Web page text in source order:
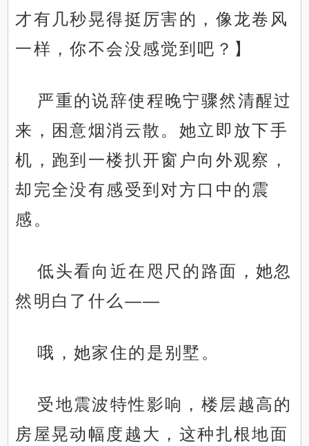
才有几秒晃得挺厉害的，像龙卷风
一样，你不会没感觉到吧？】
严重的说辞使程晚宁骤然清醒过
来，困意烟消云散。她立即放下手
机，跑到一楼扒开窗户向外观察，
却完全没有感受到对方口中的震
感。
低头看向近在咫尺的路面，她忽
然明白了什么——
哦，她家住的是别墅。
受地震波特性影响，楼层越高的
房屋晃动幅度越大，这种扎根地面